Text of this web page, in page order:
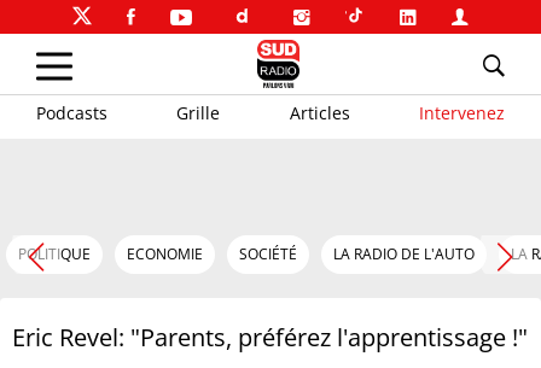
Podcasts Grille Articles Intervenez
POLITIQUE ECONOMIE SOCIÉTÉ LA RADIO DE L'AUTO LA
Eric Revel: "Parents, préférez l'apprentissage !"